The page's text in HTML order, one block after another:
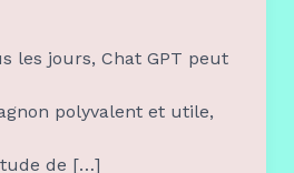
les jours, Chat GPT peut
polyvalent et utile,
de […]